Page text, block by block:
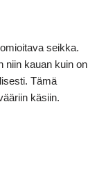
seikka.
niin kauan kuin on
Tämä
käsiin.